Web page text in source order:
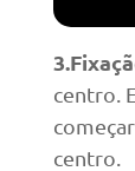
centro.
centro.